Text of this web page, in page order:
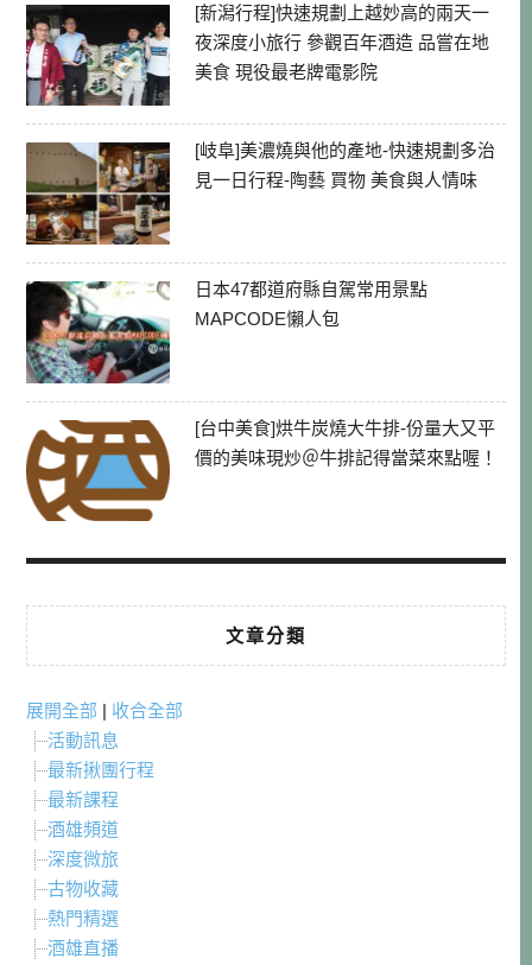
[新潟行程]快速規劃上越妙高的兩天一
夜深度小旅行 參觀百年酒造 品嘗在地
美食 現役最老牌電影院
[岐阜]美濃燒與他的產地-快速規劃多治
見一日行程-陶藝 買物 美食與人情味
日本47都道府縣自駕常用景點
MAPCODE懶人包
[台中美食]烘牛炭燒大牛排-份量大又平
價的美味現炒＠牛排記得當菜來點喔！
文章分類
展開全部 | 收合全部
活動訊息
最新揪團行程
最新課程
酒雄頻道
深度微旅
古物收藏
熱門精選
酒雄直播